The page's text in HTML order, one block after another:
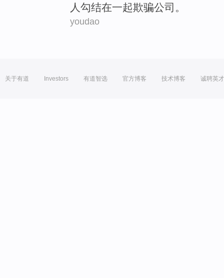
人 勾结在一起欺骗公司。
youdao
关于有道 Investors 有道智选 官方博客 技术博客 诚聘英才